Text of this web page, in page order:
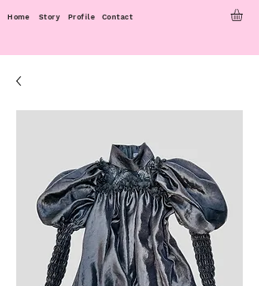
Profile Contact
Story
Home